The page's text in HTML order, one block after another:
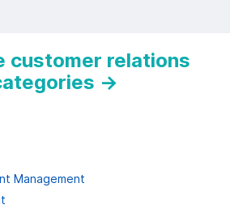
customer relations
→
Management